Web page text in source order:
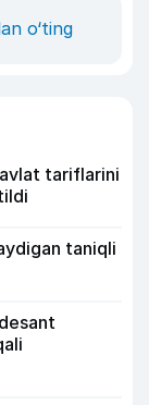
o‘ting
tariflarini
taniqli